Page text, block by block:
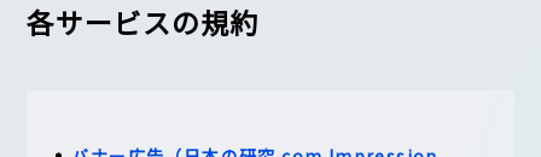
各サービスの規約